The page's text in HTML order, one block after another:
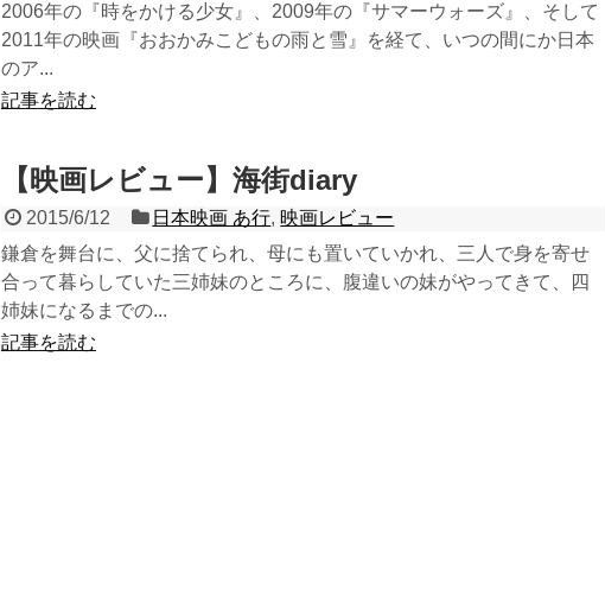
2006年の『時をかける少女』、2009年の『サマーウォーズ』、そして
2011年の映画『おおかみこどもの雨と雪』を経て、いつの間にか日本
のア...
記事を読む
【映画レビュー】海街diary
2015/6/12 日本映画 あ行, 映画レビュー
鎌倉を舞台に、父に捨てられ、母にも置いていかれ、三人で身を寄せ
合って暮らしていた三姉妹のところに、腹違いの妹がやってきて、四
姉妹になるまでの...
記事を読む